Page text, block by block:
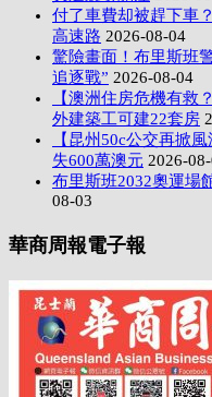
付了車費却被趕下車
高速路 2026-08-04
驚險畫面！布里斯班
追逐戰” 2026-08-04
【澳洲住房危機有救
外建築工可建22套房
【昆州50c公交再掀
失600萬澳元 2026-
布里斯班2032奧運場
08-03
華商周報電子報